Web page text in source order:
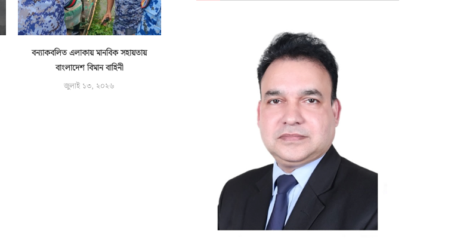
বন্যাকবলিত এলাকায় মানবিক সহায়তায়
বাংলাদেশ বিমান বাহিনী
জুলাই ১৩, ২০২৬
বাংলাদেশ বিমান বাহিনীর ১৩১ তম জুনিয়র
কমান্ড ও...
জুন ৯, ২০২৬